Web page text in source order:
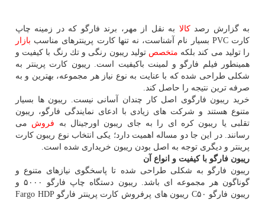
به گزارش رصدكالا به نقل از مهر، برند فارگو كه در زمینه چاپ
كارت PVC بسیار نام آشناست، نه تنها كارت پرینترهای مناسب
بازار
را تولید می كند بلكه متخصص تولید ریبون رنگی و تك رنگ با كیفیت و
همینطور فیلم فارگو و لمینت باكیفیت است. ریبون كارت پرینتر به
شكلی طراحی شده كه با عنایت به نوع نیاز هر مجموعه، بهترین و به
صرفه ترین نتیجه را حاصل كند.
خرید ریبون فارگوی اصل كار چندان آسانی نیست. ریبون ها بسیار
متنوع هستند و شركت های زیادی با ادعای نمایندگی فارگو، ریبون
تقلبی یا ریبون كره ای را به جای ریبون اورجینال به فروش می
رسانند. در این جا دو مساله اهمیت دارد؛ یكی انتخاب نوع ریبون كارت
پرینتر و دیگری توجه به اصل بودن ریبون خریداری شده است.
ریبون فارگو با كیفیت و انواع آن
ریبون فارگو به شكلی طراحی شده تا پاسخگوی نیازهای متنوع و
گوناگون هر مجموعه ای باشد. ریبون دستگاه چاپ فارگو ۵۰۰۰ و
ریبون فارگو C۵۰ ریبون های پرفروش كارت پرینتر فارگو Fargo HDP